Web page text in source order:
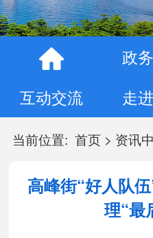
政
互动交流
走
当前位置: 首页> 资讯
高峰街“好人队
理“最